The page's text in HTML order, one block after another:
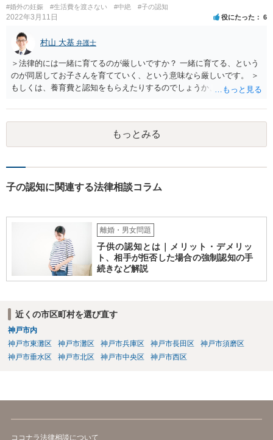
#婚外の妊娠 #生活費を渡さない #中絶 #子の認知
2022年3月11日 役にたった 6
村山 大基 弁護士
＞法律的には一緒に育てるのが厳しいですか？ 一緒に育てる、という
のが同居してお子さんを育てていく、という意味なら厳しいです。 ＞
もしくは、養育費と認知をもらえたりするのでしょうか、 相手が認知
す。 また、認知されたことを前提に、父親として子を養う義務があり
ますので、 養育費を請求できます。 ただ、極端な話相手に収入がなか
ったり、行方不明だったりすると、実際上の回収が難しい可能性はあ
ります。
もっとみる
子の認知に関連する法律相談コラム
離婚・男女問題
子供の認知とは｜メリット・デメリッ
ト、相手が拒否した場合の強制認知の手
続きなど解説
近くの市区町村を選び直す
神戸市内
神戸市東灘区
神戸市灘区 神戸市兵庫区 神戸市長田区
神戸市須磨区
神戸市垂水区
神戸市北区 神戸市中央区 神戸市西区
ココナラ法律相談について